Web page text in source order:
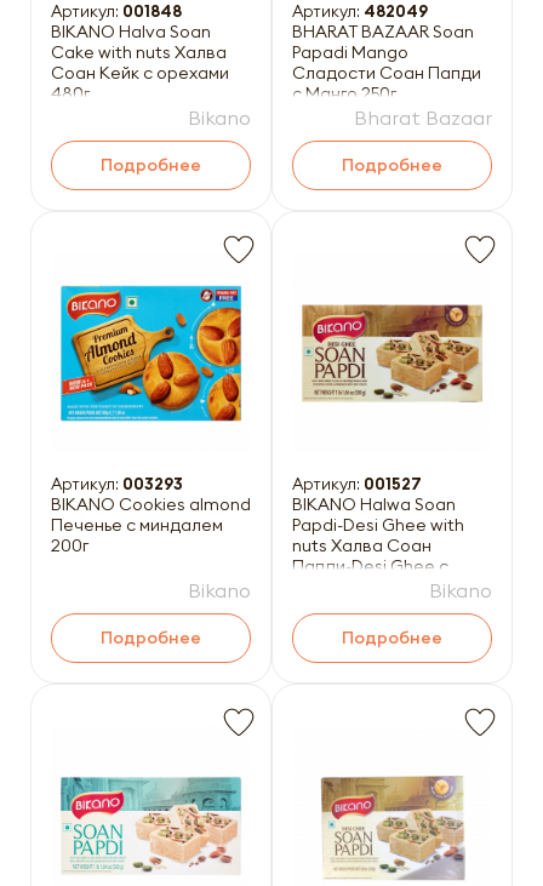
Артикул: 001848
BIKANO Halva Soan
Cake with nuts Халва
Соан Кейк с орехами
480г
Bikano
Подробнее
Артикул: 482049
BHARAT BAZAAR Soan
Papadi Mango
Сладости Соан Папди
с Манго 250г
Bharat Bazaar
Подробнее
Артикул: 003293
BIKANO Cookies almond
Печенье с миндалем
200г
Bikano
Подробнее
Артикул: 001527
BIKANO Halwa Soan
Papdi-Desi Ghee with
nuts Халва Соан
Папди-Desi Ghee с
Bikano
Подробнее